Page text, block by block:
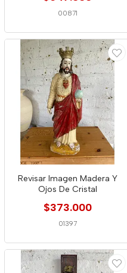
00871
Revisar Imagen Madera Y
Ojos De Cristal
$373.000
01397